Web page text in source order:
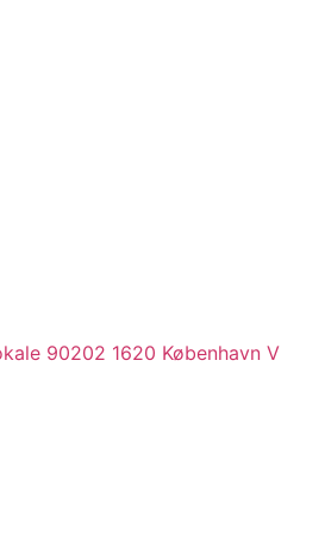
90202 1620 København V